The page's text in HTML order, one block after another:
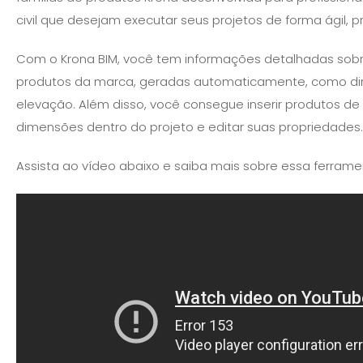
civil que desejam executar seus projetos de forma ágil,
Com o Krona BIM, você tem informações detalhadas
produtos da marca, geradas automaticamente, como
elevação. Além disso, você consegue inserir produtos
dimensões dentro do projeto e editar suas
Assista ao vídeo abaixo e saiba mais sobre essa